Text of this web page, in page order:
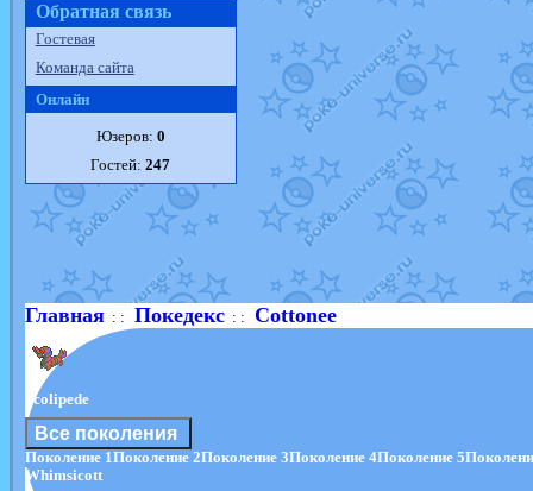
Обратная связь
Гостевая
Команда сайта
Онлайн
Юзеров: 0
Гостей:247
Главная: : Покедекс: : Cottonee
Scolipede
Все поколения
Поколение 1Поколение 2Поколение 3Поколение 4Поколение 5
Whimsicott